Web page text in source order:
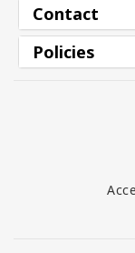
Contact
Policies